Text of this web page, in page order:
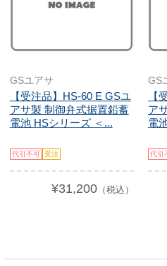
GSユアサ
【受注品】HS-60 E GSユ
アサ製 制御弁式据置鉛蓄
電池 HSシリーズ ＜...
代引不可 受注
¥31,200 （税込）
GS
【
ア
電
代引